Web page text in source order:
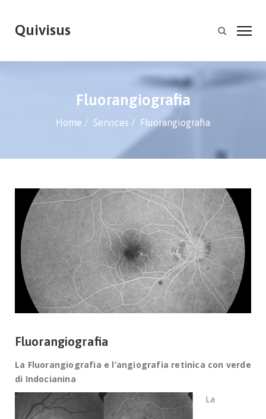
Quivisus
Fluorangiografia
Home Services Fluorangiografia
Fluorangiografia
La Fluorangiografia e l’angiografia retinica con verde
di Indocianina
La